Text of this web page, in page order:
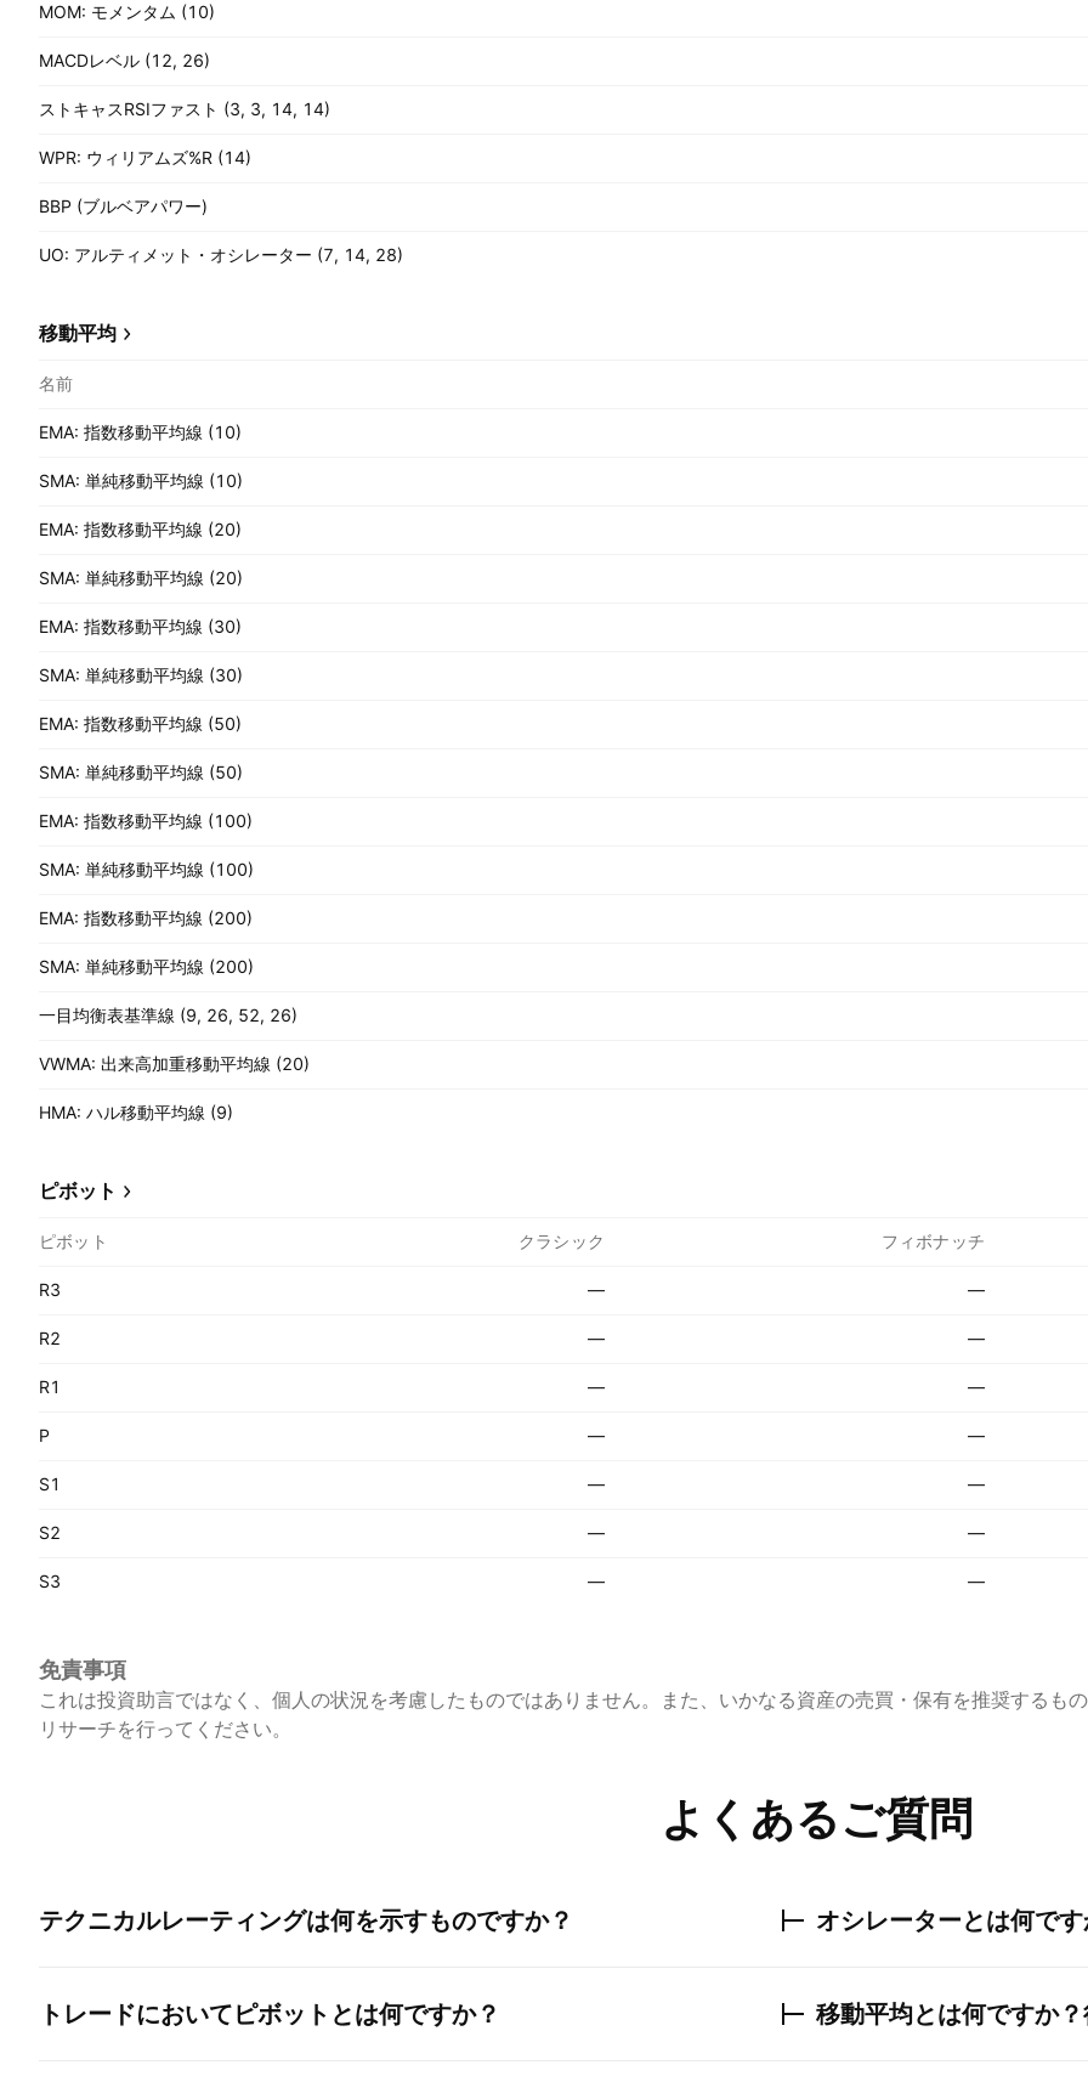
MOM: モメンタム (10)
MACDレベル (12, 26)
ストキャスRSIファスト (3, 3, 14, 14)
WPR: ウィリアムズ%R (14)
BBP (ブルベアパワー)
UO: アルティメット・オシレーター (7, 14, 28)
移動平均
名前
EMA: 指数移動平均線 (10)
SMA: 単純移動平均線 (10)
EMA: 指数移動平均線 (20)
SMA: 単純移動平均線 (20)
EMA: 指数移動平均線 (30)
SMA: 単純移動平均線 (30)
EMA: 指数移動平均線 (50)
SMA: 単純移動平均線 (50)
EMA: 指数移動平均線 (100)
SMA: 単純移動平均線 (100)
EMA: 指数移動平均線 (200)
SMA: 単純移動平均線 (200)
一目均衡表基準線 (9, 26, 52, 26)
VWMA: 出来高加重移動平均線 (20)
HMA: ハル移動平均線 (9)
ピボット
ピボット クラシック フィボナッチ
R3 — —
R2 — —
R1 — —
P — —
S1 — —
S2 — —
S3 — —
免責事項
これは投資助言ではなく、個人の状況を考慮したものではありません。また、いかなる資産の売買・保有を推奨するもの
リサーチを行ってください。
よくあるご質問
テクニカルレーティングは何を示すものですか？
トレードにおいてピボットとは何ですか？
オシレーターとは何で
移動平均とは何ですか